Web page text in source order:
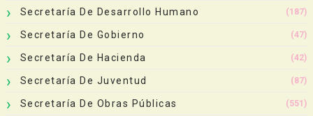
Secretaría De Desarrollo Humano (187)
Secretaría De Gobierno (47)
Secretaría De Hacienda (42)
Secretaría De Juventud (87)
Secretaría De Obras Públicas (551)